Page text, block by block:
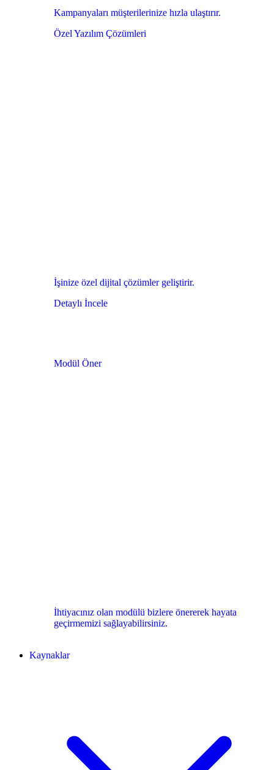
Kampanyaları müşterilerinize hızla ulaştırır.
Özel Yazılım Çözümleri
İşinize özel dijital çözümler geliştirir.
Detaylı İncele
Modül Öner
İhtiyacınız olan modülü bizlere önererek hayata
geçirmemizi sağlayabilirsiniz.
Kaynaklar